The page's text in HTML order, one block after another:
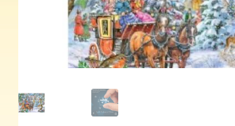
Aurinko Kustannus: kirjat
Auringon kirja- ja paperipuodit verkossa
Media